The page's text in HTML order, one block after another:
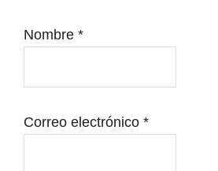
Nombre *
Correo electrónico *